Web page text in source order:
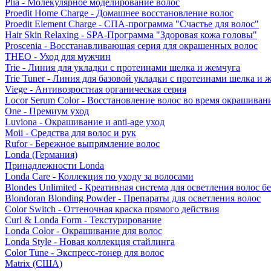
Plia - Молекулярное моделирование волос
Proedit Home Charge - Домашнее восстановление волос
Proedit Element Charge - СПА-программа "Счастье для волос"
Hair Skin Relaxing - SPA-Программа "Здоровая кожа головы"
Proscenia - Восстанавливающая серия для окрашенных волос
THEO - Уход для мужчин
Trie - Линия для укладки с протеинами шелка и жемчуга
Trie Tuner - Линия для базовой укладки с протеинами шелка и
Viege - Антивозростная органическая серия
Locor Serum Color - Восстановление волос во время
One - Премиум уход
Luviona - Окрашивание и anti-age уход
Moii - Средства для волос и рук
Rufor - Бережное выпрямление волос
Londa (Германия)
Принадлежности Londa
Londa Care - Коллекция по уходу за волосами
Blondes Unlimited - Креативная система для осветления волос
Blondoran Blonding Powder - Препараты для осветления волос
Color Switch - Оттеночная краска прямого действия
Curl & Londa Form - Текстурирование
Londa Color - Окрашивание для волос
Londa Style - Новая коллекция стайлинга
Color Tune - Экспресс-тонер для волос
Matrix (США)